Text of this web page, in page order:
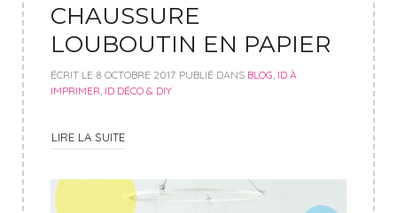
CHAUSSURE
LOUBOUTIN EN PAPIER
ÉCRIT LE 8 OCTOBRE 2017. PUBLIÉ DANS BLOG ID À
IMPRIMER ID DÉCO & DIY
LIRE LA SUITE